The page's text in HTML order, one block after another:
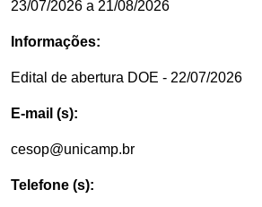
23/07/2026 a 21/08/2026
Informações:
Edital de abertura DOE - 22/07/2026
E-mail (s):
cesop@unicamp.br
Telefone (s):